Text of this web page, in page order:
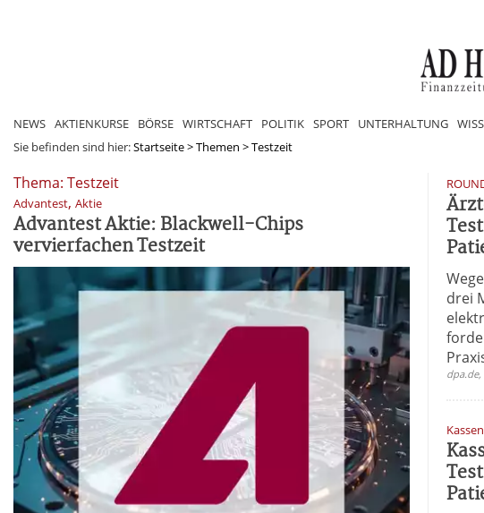
NEWS AKTIENKURSE BÖRSE WIRTSCHAFT POLITIK SPORT UNTERHALTUNG
Sie befinden sind hier:Startseite>Themen >Testzeit
Thema: Testzeit
Advantest, Aktie
Advantest Aktie: Blackwell-Chips
vervierfachen Testzeit
drei
dpa.de,